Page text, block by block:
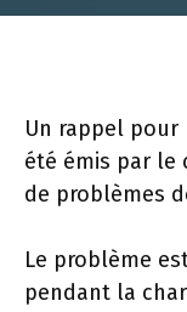
Un rappel pour
été émis par le
de problèmes
Le problème
pendant la